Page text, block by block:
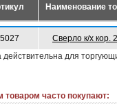
Наименование
Сверло к/х кор.
для
товаром часто покупают: